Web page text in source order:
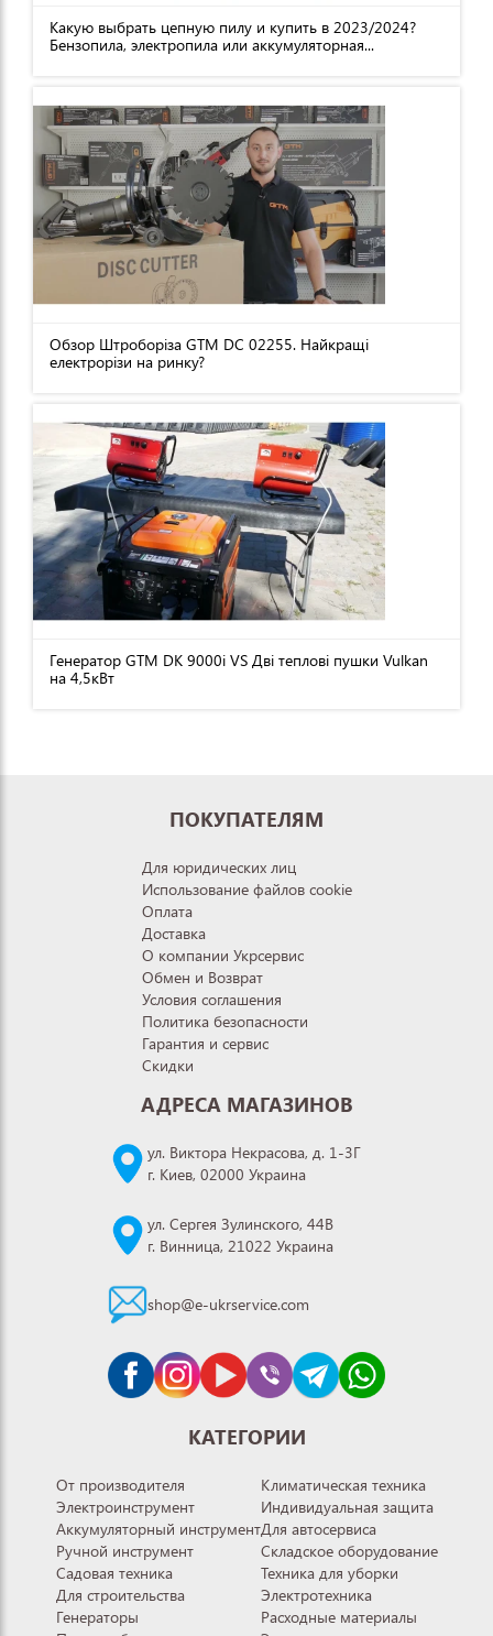
Какую выбрать цепную пилу и купить в 2023/2024?
Бензопила, электропила или аккумуляторная...
Обзор Штроборіза GTM DC 02255. Найкращі
електрорізи на ринку?
Генератор GTM DK 9000i VS Дві теплові пушки Vulkan
на 4,5кВт
ПОКУПАТЕЛЯМ
Для юридических лиц
Использование файлов cookie
Оплата
Доставка
О компании Укрсервис
Обмен и Возврат
Условия соглашения
Политика безопасности
Гарантия и сервис
Скидки
АДРЕСА МАГАЗИНОВ
ул. Виктора Некрасова, д. 1-3Г
г. Киев, 02000 Украина
ул. Сергея Зулинского, 44В
г. Винница, 21022 Украина
shop@e-ukrservice.com
КАТЕГОРИИ
От производителя
Электроинструмент
Аккумуляторный инструмент
Ручной инструмент
Садовая техника
Для строительства
Генераторы
Климатическая техника
Индивидуальная защита
Для автосервиса
Складское оборудование
Техника для уборки
Электротехника
Расходные материалы